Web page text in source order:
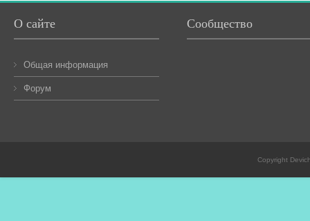
О сайте
Общая информация
Форум
Сообщество
Copyright